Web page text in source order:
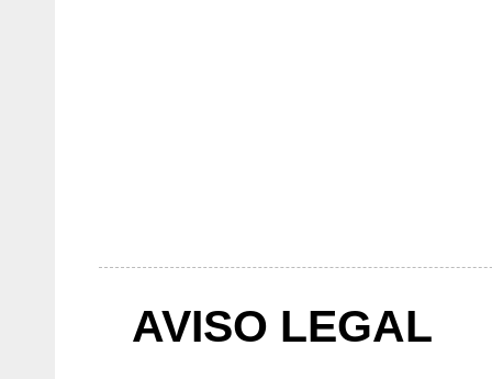
AVISO LEGAL